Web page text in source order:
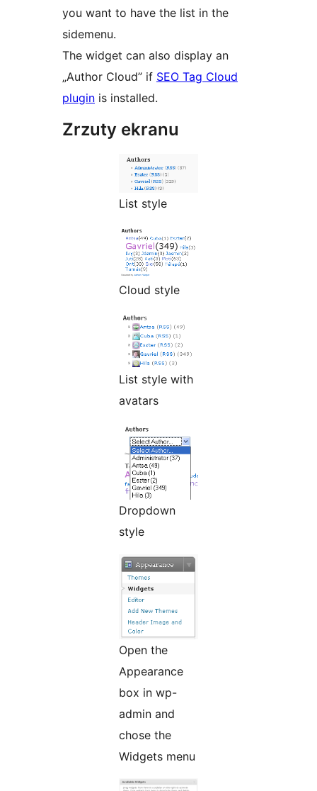
you want to have the list in the
sidemenu.
The widget can also display an
„Author Cloud” if SEO Tag Cloud
plugin is installed.
Zrzuty ekranu
List style
Cloud style
List style with
avatars
Dropdown
style
Open the
Appearance
box in wp-
admin and
chose the
Widgets menu